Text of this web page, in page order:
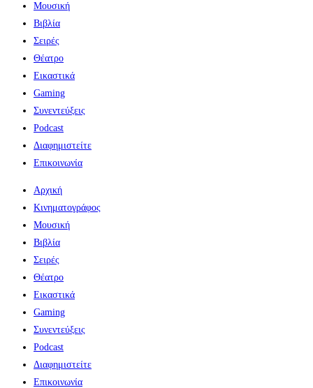
Μουσική
Βιβλία
Σειρές
Θέατρο
Εικαστικά
Gaming
Συνεντεύξεις
Podcast
Διαφημιστείτε
Επικοινωνία
Αρχική
Κινηματογράφος
Μουσική
Βιβλία
Σειρές
Θέατρο
Εικαστικά
Gaming
Συνεντεύξεις
Podcast
Διαφημιστείτε
Επικοινωνία